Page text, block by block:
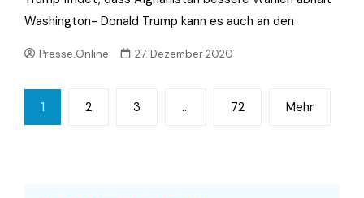
Washington- Donald Trump kann es auch an den
Presse.Online 27. Dezember 2020
Seitennummerierung
der
1 2 3 … 72 Mehr